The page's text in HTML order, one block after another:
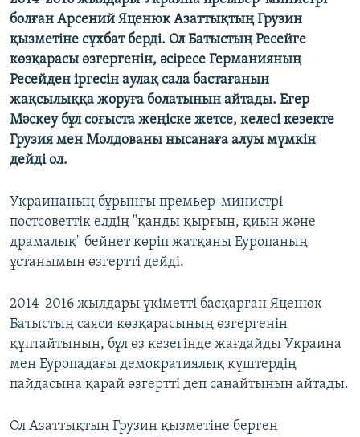
болған Арсений Яценюк Азаттықтың Грузин
қызметіне сұхбат берді. Ол Батыстың Ресейге
көзқарасы өзгергенін, әсіресе Германияның
Ресейден іргесін аулақ сала бастағанын
жақсылыққа жоруға болатынын айтады. Егер
Мәскеу бұл соғыста жеңіске жетсе, келесі кезекте
Грузия мен Молдованы нысанаға алуы мүмкін
дейді ол.
Украинаның бұрынғы премьер-министрі
постсоветтік елдің "қанды қырғын, қиын және
драмалық" бейнет көріп жатқаны Еуропаның
ұстанымын өзгертті дейді.
2014-2016 жылдары үкіметті басқарған Яценюк
Батыстың саяси көзқарасының өзгергенін
құптайтынын, бұл өз кезегінде жағдайды Украина
мен Еуропадағы демократиялық күштердің
пайдасына қарай өзгертті деп санайтынын айтады.
Ол Азаттықтың Грузин қызметіне берген